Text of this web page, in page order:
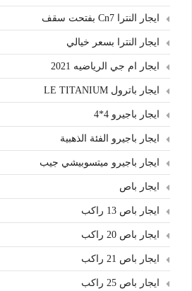
ايجار النترا Cn7 بفتحت سقف
ايجار النترا بسعر خيالي
ايجار ام جي الرياضيه 2021
ايجار باترول LE TITANIUM
ايجار باجيرو 4*4
ايجار باجيرو الفئة الذهبية
ايجار باجيرو ميتسوبيشي جيب
ايجار باص
ايجار باص 13 راكب
ايجار باص 20 راكب
ايجار باص 21 راكب
ايجار باص 25 راكب